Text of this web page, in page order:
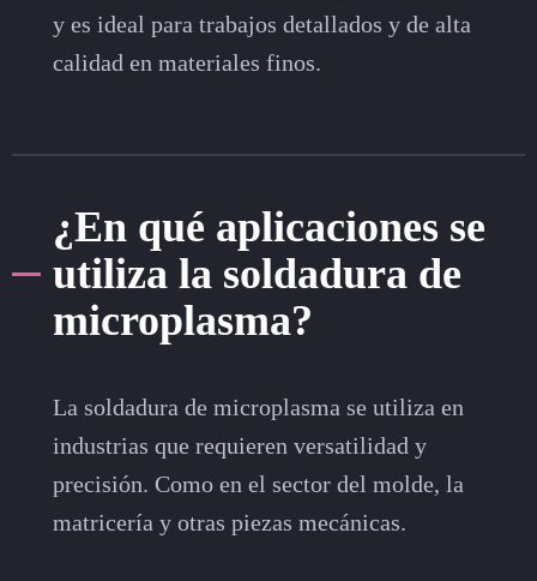
y es ideal para trabajos detallados y de alta
calidad en materiales finos.
¿En qué aplicaciones se
utiliza la soldadura de
microplasma?
La soldadura de microplasma se utiliza en
industrias que requieren versatilidad y
precisión. Como en el sector del molde, la
matricería y otras piezas mecánicas.